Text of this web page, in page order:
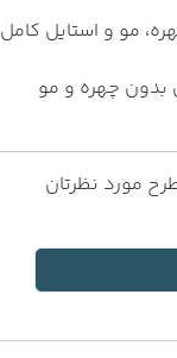
مو و استایل کامل
بدون چهره و مو
مورد نظرتان